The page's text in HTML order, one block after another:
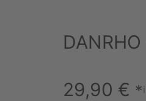
29,90 € *